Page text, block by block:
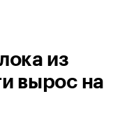
из
вырос на